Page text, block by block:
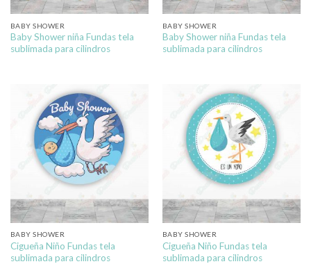
BABY SHOWER
Baby Shower niña Fundas tela
sublimada para cilindros
BABY SHOWER
Baby Shower niña Fundas tela
sublimada para cilindros
BABY SHOWER
Cigueña Niño Fundas tela
sublimada para cilindros
BABY SHOWER
Cigueña Niño Fundas tela
sublimada para cilindros